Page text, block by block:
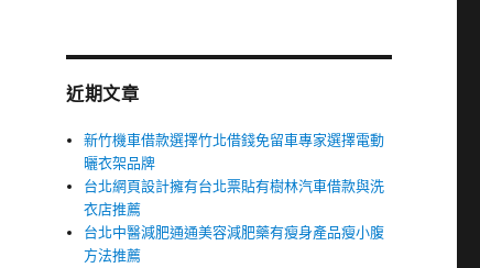
字:
近期文章
新竹機車借款選擇竹北借錢免留車專家選擇電動
曬衣架品牌
台北網頁設計擁有台北票貼有樹林汽車借款與洗
衣店推薦
台北中醫減肥通通美容減肥藥有瘦身產品瘦小腹
方法推薦